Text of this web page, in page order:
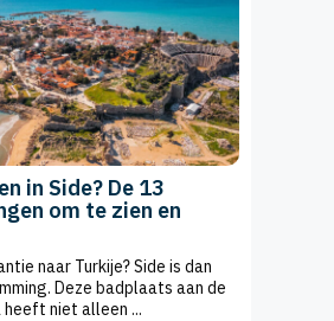
in Side? De 13
om te zien en
naar Turkije? Side is dan
Deze badplaats aan de
heeft niet alleen ...